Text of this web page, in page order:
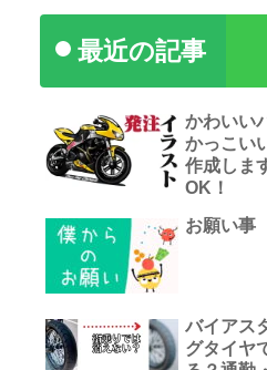
最近の記事
かわいい
かっこい
作成しま
OK！
お願い事
バイアス
グタイヤ